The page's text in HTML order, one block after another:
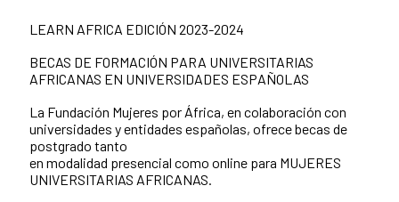
LEARN AFRICA EDICIÓN 2023-2024
BECAS DE FORMACIÓN PARA UNIVERSITARIAS
AFRICANAS EN UNIVERSIDADES ESPAÑOLAS
La Fundación Mujeres por África, en colaboración con
universidades y entidades españolas, ofrece becas de
postgrado tanto
en modalidad presencial como online para MUJERES
UNIVERSITARIAS AFRICANAS.